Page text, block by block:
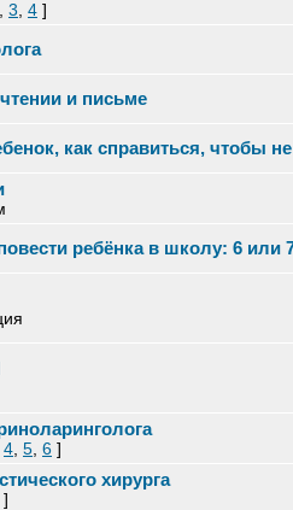
3 4 ]
и письме
как справиться, чтобы
ребёнка в школу: 6 или
4 5 6 ]
хирурга
]